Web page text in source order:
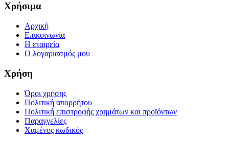
Χρήσιμα
Αρχική
Επικοινωνία
Η εταιρεία
Ο λογαριασμός μου
Χρήση
Όροι χρήσης
Πολιτική απορρήτου
Πολιτική επιστροφής χρημάτων και προϊόντων
Παραγγελίες
Χαμένος κωδικός